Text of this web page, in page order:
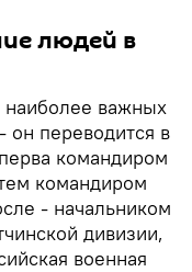
людей в
наиболее важных
он переводится в
командиром
командиром
- начальником
дивизии,
военная